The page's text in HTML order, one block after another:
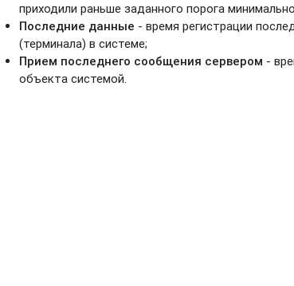
приходили раньше заданного порога
Последние данные - время регистрации
(терминала) в системе;
Прием последнего сообщения сервером -
объекта системой.